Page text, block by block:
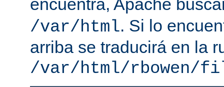
encuentra, Apache
/var/html. Si lo
arriba se traducirá en la
/var/html/rbowen/